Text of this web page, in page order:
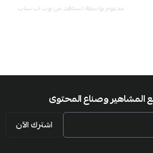
مدعوم بواسطة انستافيد من بوب اب سناب
المشاهير وصناع المحتوى
اشترك الآن